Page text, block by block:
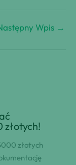
Wpis →
złotych!
złotych